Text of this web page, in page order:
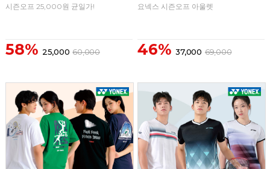
시즌오프 25,000원 균일가!
58% 25,000 60,000
요넥스 시즌오프 아울렛
46% 37,000 69,000